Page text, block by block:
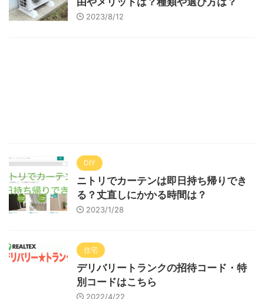
2023/8/12
DIY
ニトリでカーテンは即日持ち帰りでき
る？丈直しにかかる時間は？
2023/1/28
住宅
デリバリートランクの招待コード・特
別コードはこちら
2022/4/22